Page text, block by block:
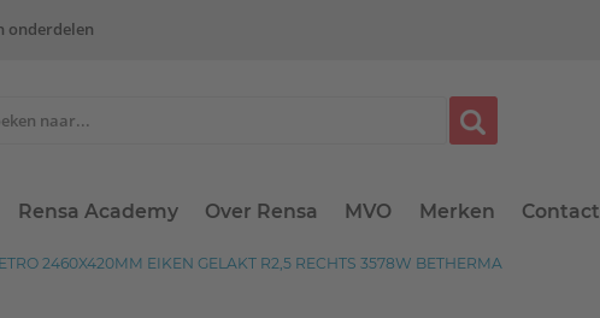
onderdelen
Rensa Academy Over Rensa MVO Merken Contact
2460X420MM EIKEN GELAKT R2,5 RECHTS 3578W BETHERMA